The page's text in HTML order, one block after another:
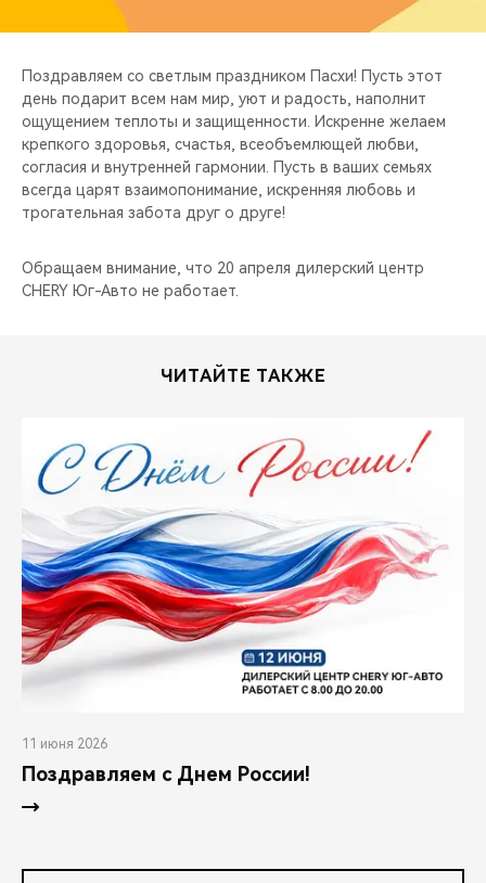
ВИДЕООБЗОРЫ
CHERY ДЛЯ ДЕТЕЙ
Поздравляем со светлым праздником Пасхи! Пусть этот
день подарит всем нам мир, уют и радость, наполнит
ощущением теплоты и защищенности. Искренне желаем
крепкого здоровья, счастья, всеобъемлющей любви,
согласия и внутренней гармонии. Пусть в ваших семьях
всегда царят взаимопонимание, искренняя любовь и
трогательная забота друг о друге!
Обращаем внимание, что 20 апреля дилерский центр
CHERY Юг-Авто не работает.
ЧИТАЙТЕ ТАКЖЕ
11 июня 2026
Поздравляем с Днем России!